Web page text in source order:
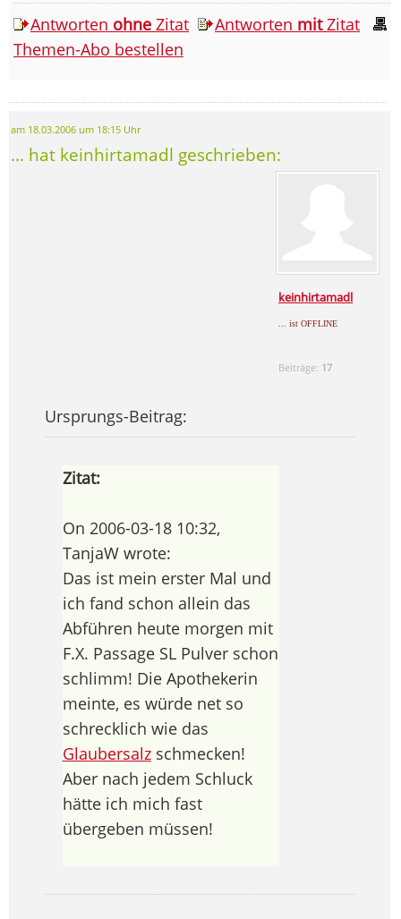
Antworten ohne Zitat Antworten mitZitat
Themen-Abo bestellen
am 18.03.2006 um 18:15 Uhr
... hat keinhirtamadl geschrieben:
keinhirtamadl
... ist OFFLINE
Beiträge: 17
Ursprungs-Beitrag:
Zitat:
On 2006-03-18 10:32,
TanjaW wrote:
Das ist mein erster Mal und
ich fand schon allein das
Abführen heute morgen mit
F.X. Passage SL Pulver schon
schlimm! Die Apothekerin
meinte, es würde net so
schrecklich wie das
Glaubersalzschmecken!
Aber nach jedem Schluck
hätte ich mich fast
übergeben müssen!